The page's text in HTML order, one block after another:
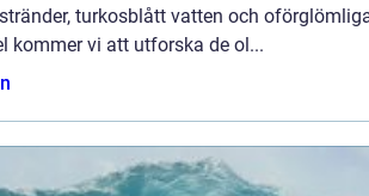
turkosblått vatten och
kommer vi att utforska de ol...